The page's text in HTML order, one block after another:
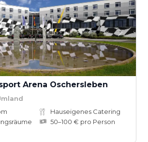
Arena Oschersleben
Hauseigenes Catering
50–100 € pro Person